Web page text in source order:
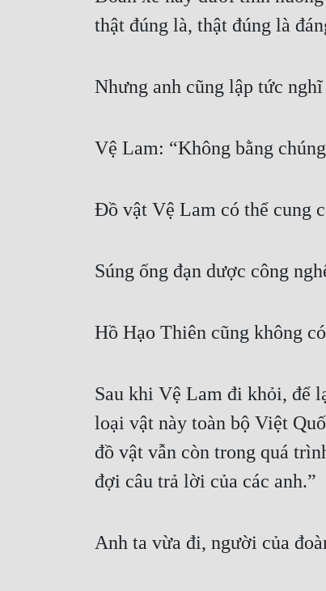
thật đúng là, thật đúng là
Nhưng anh cũng lập tức
Vệ Lam: “Không bằng
Đồ vật Vệ Lam có thể cung
Súng ống đạn dược công
Hồ Hạo Thiên cũng không
Sau khi Vệ Lam đi khỏi, để
loại vật này toàn bộ Việt
đồ vật vẫn còn trong quá
đợi câu trả lời của các anh.”
Anh ta vừa đi, người của